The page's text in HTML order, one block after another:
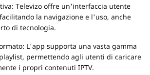
Televizo offre un'interfaccia utente
la navigazione e l'uso, anche
di tecnologia.
L'app supporta una vasta gamma
permettendo agli utenti di caricare
i propri contenuti IPTV.